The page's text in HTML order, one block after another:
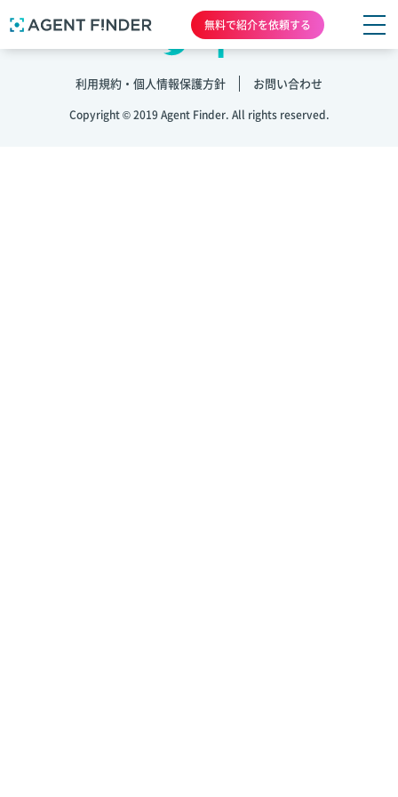
無料で紹介を依頼する
利用規約・個人情報保護方針 お問い合わせ
Copyright © 2019 Agent Finder. All rights reserved.